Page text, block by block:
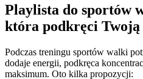
Playlista do sportów
która podkręci Twoją
Podczas treningu sportów walki
dodaje energii, podkręca
maksimum. Oto kilka propozycji: